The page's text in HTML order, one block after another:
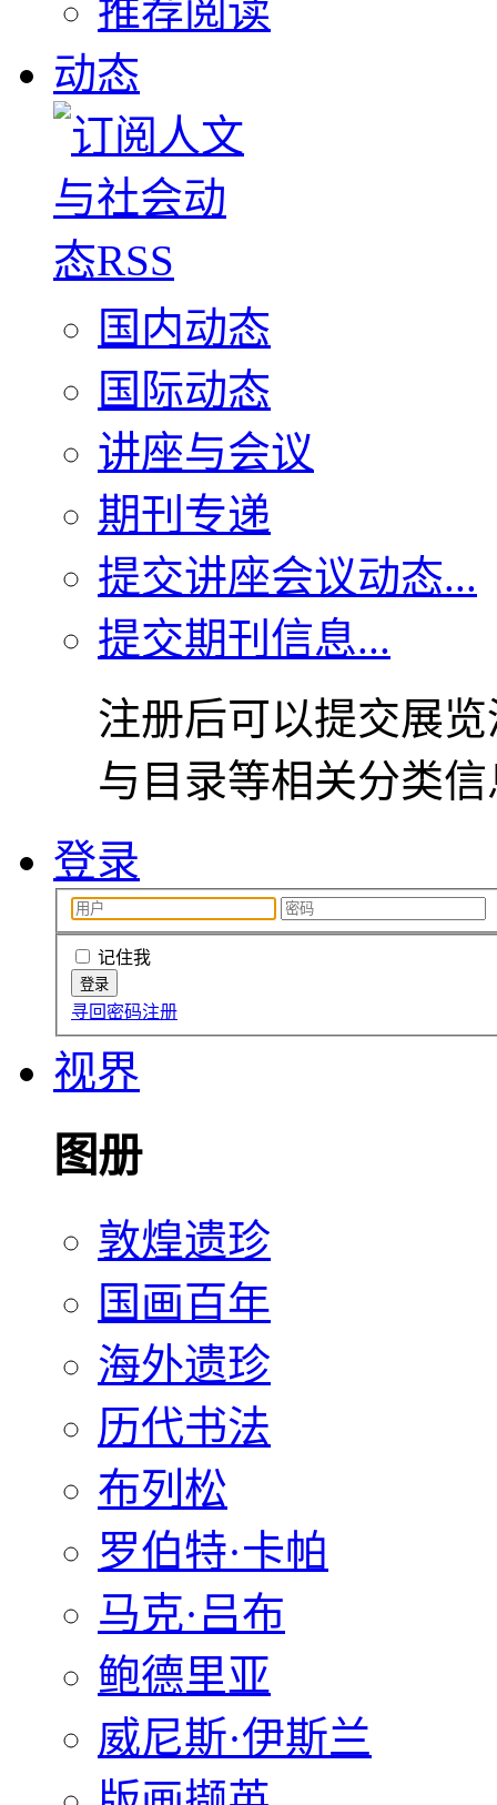
推荐阅读
动态
国内动态
国际动态
讲座与会议
期刊专递
提交讲座会议动态...
提交期刊信息...
注册后可以提交展
与目录等相关分类
登录
记住我
寻回密码注册
视界
图册
敦煌遗珍
国画百年
海外遗珍
历代书法
布列松
罗伯特·卡帕
马克·吕布
鲍德里亚
威尼斯·伊斯兰